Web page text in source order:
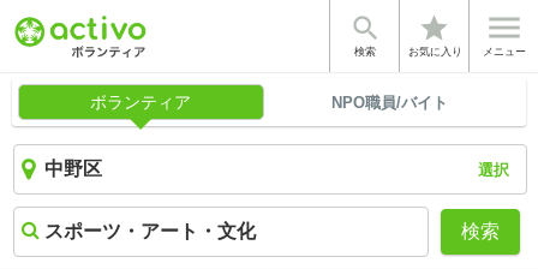

検索
star
お気に入り

メニュー
ボランティア NPO職員/バイト
選択
検索